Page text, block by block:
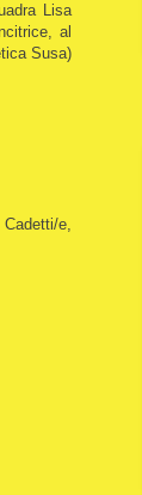
Lisa
al
Susa)
e,